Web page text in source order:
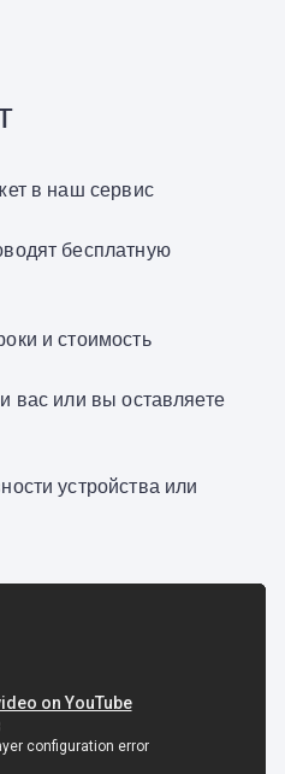
в наш сервис
бесплатную
и стоимость
вас или вы оставляете
устройства или